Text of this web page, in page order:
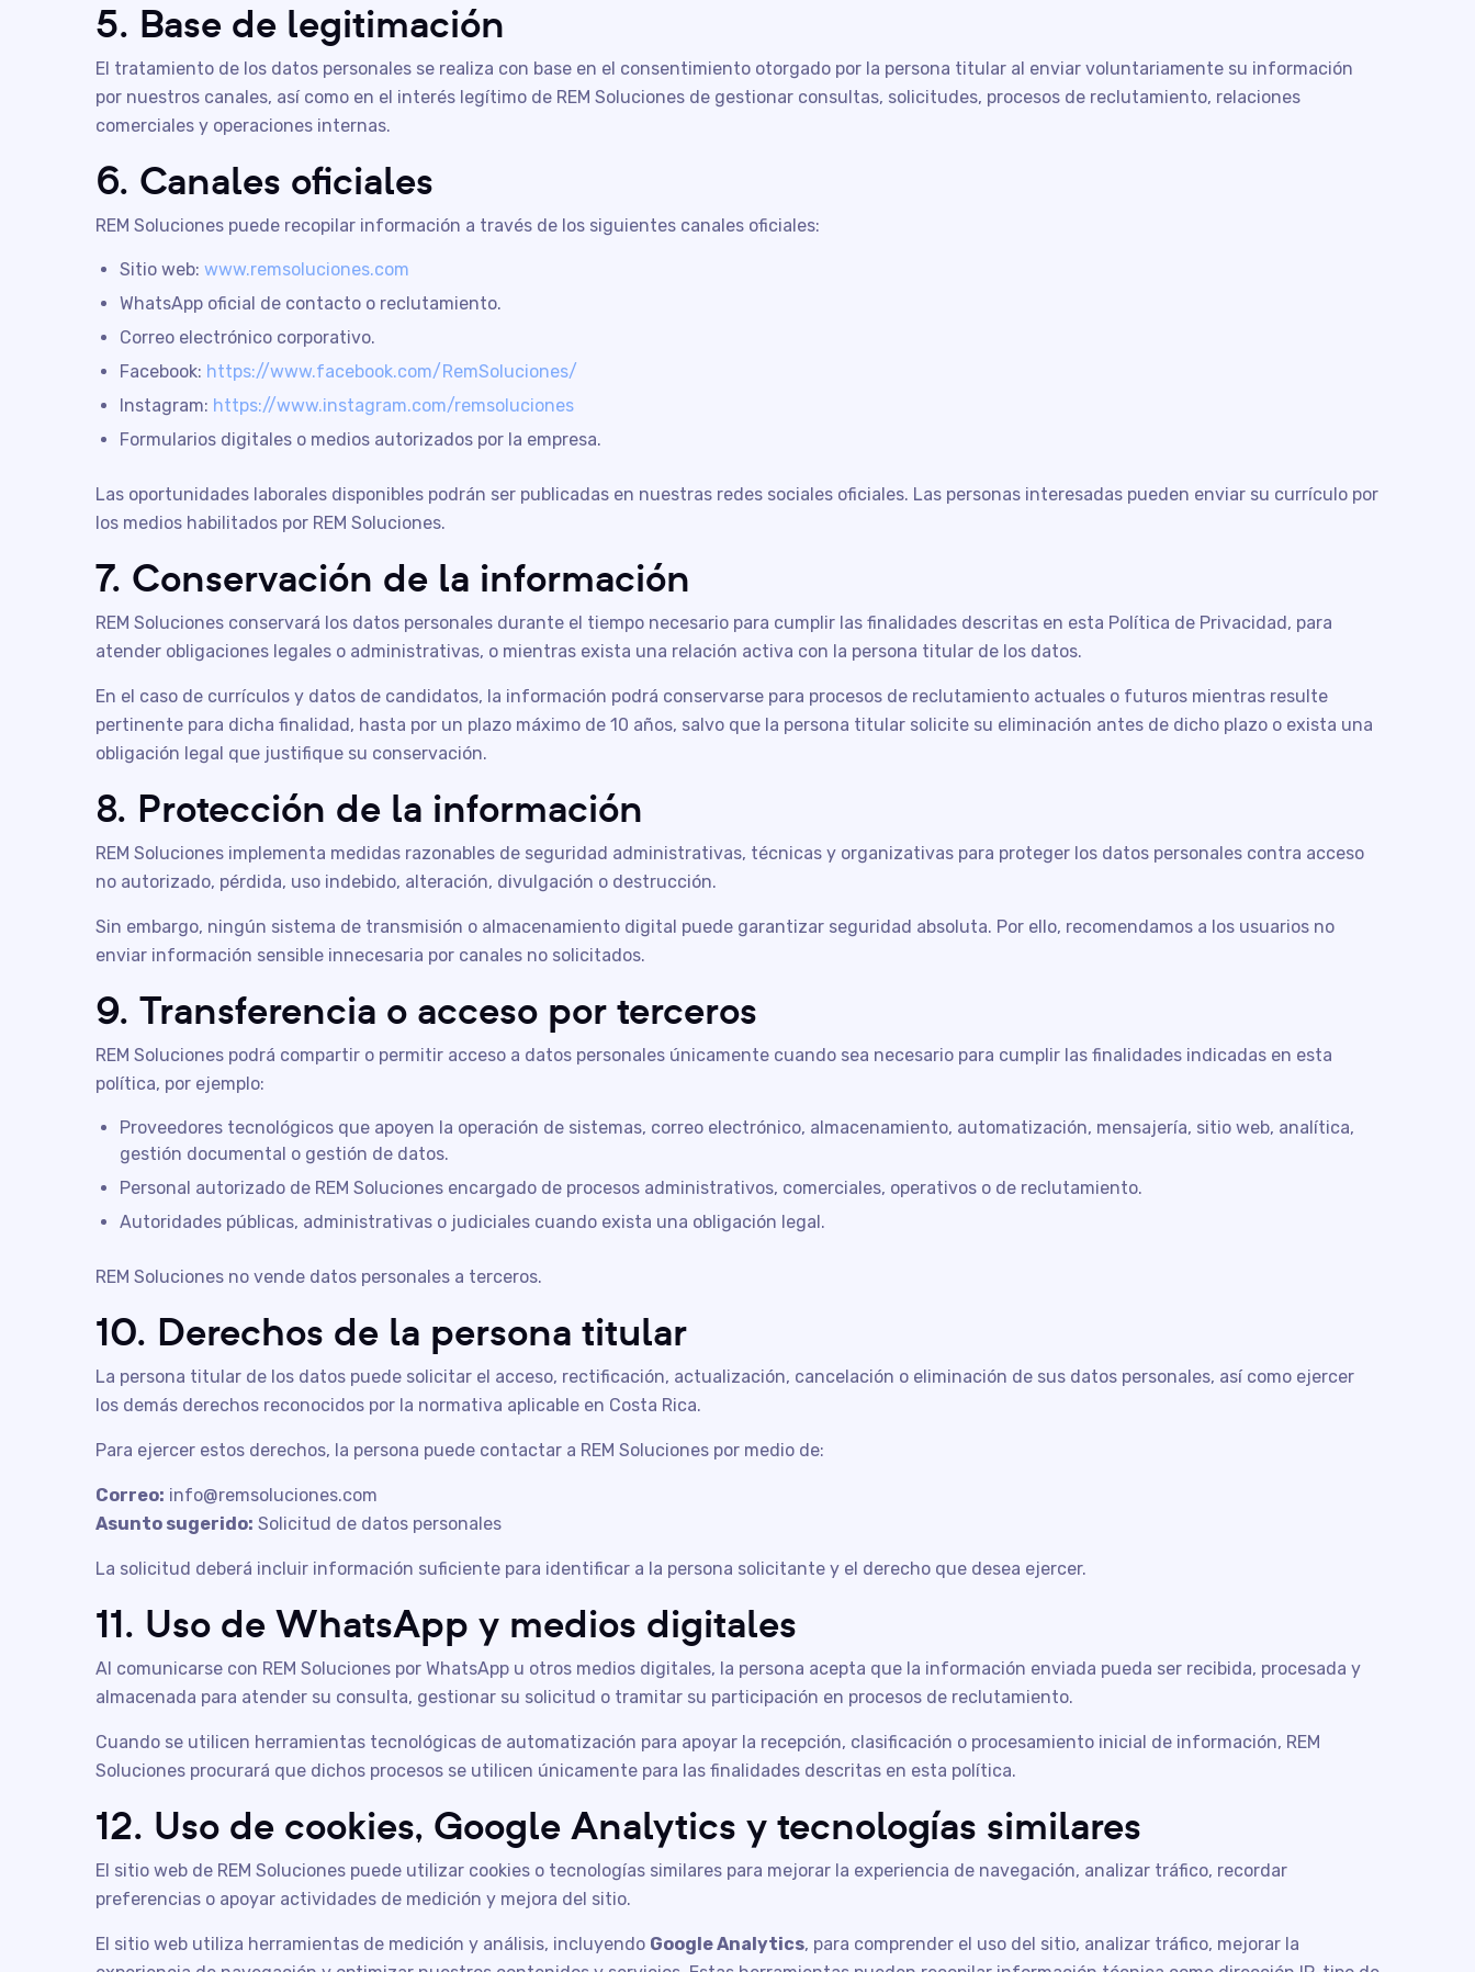
5. Base de legitimación
El tratamiento de los datos personales se realiza con base en el consentimiento otorgado por la persona titular al enviar voluntariamente su información
por nuestros canales, así como en el interés legítimo de REM Soluciones de gestionar consultas, solicitudes, procesos de reclutamiento, relaciones
comerciales y operaciones internas.
6. Canales oficiales
REM Soluciones puede recopilar información a través de los siguientes canales oficiales:
Sitio web: www.remsoluciones.com
WhatsApp oficial de contacto o reclutamiento.
Correo electrónico corporativo.
Facebook: https://www.facebook.com/RemSoluciones/
Instagram: https://www.instagram.com/remsoluciones
Formularios digitales o medios autorizados por la empresa.
Las oportunidades laborales disponibles podrán ser publicadas en nuestras redes sociales oficiales. Las personas interesadas pueden enviar su currículo por
los medios habilitados por REM Soluciones.
7. Conservación de la información
REM Soluciones conservará los datos personales durante el tiempo necesario para cumplir las finalidades descritas en esta Política de Privacidad, para
atender obligaciones legales o administrativas, o mientras exista una relación activa con la persona titular de los datos.
En el caso de currículos y datos de candidatos, la información podrá conservarse para procesos de reclutamiento actuales o futuros mientras resulte
pertinente para dicha finalidad, hasta por un plazo máximo de 10 años, salvo que la persona titular solicite su eliminación antes de dicho plazo o exista una
obligación legal que justifique su conservación.
8. Protección de la información
REM Soluciones implementa medidas razonables de seguridad administrativas, técnicas y organizativas para proteger los datos personales contra acceso
no autorizado, pérdida, uso indebido, alteración, divulgación o destrucción.
Sin embargo, ningún sistema de transmisión o almacenamiento digital puede garantizar seguridad absoluta. Por ello, recomendamos a los usuarios no
enviar información sensible innecesaria por canales no solicitados.
9. Transferencia o acceso por terceros
REM Soluciones podrá compartir o permitir acceso a datos personales únicamente cuando sea necesario para cumplir las finalidades indicadas en esta
política, por ejemplo:
Proveedores tecnológicos que apoyen la operación de sistemas, correo electrónico, almacenamiento, automatización, mensajería, sitio web, analítica,
gestión documental o gestión de datos.
Personal autorizado de REM Soluciones encargado de procesos administrativos, comerciales, operativos o de reclutamiento.
Autoridades públicas, administrativas o judiciales cuando exista una obligación legal.
REM Soluciones no vende datos personales a terceros.
10. Derechos de la persona titular
La persona titular de los datos puede solicitar el acceso, rectificación, actualización, cancelación o eliminación de sus datos personales, así como ejercer
los demás derechos reconocidos por la normativa aplicable en Costa Rica.
Para ejercer estos derechos, la persona puede contactar a REM Soluciones por medio de:
Correo: info@remsoluciones.com
Asunto sugerido: Solicitud de datos personales
La solicitud deberá incluir información suficiente para identificar a la persona solicitante y el derecho que desea ejercer.
11. Uso de WhatsApp y medios digitales
Al comunicarse con REM Soluciones por WhatsApp u otros medios digitales, la persona acepta que la información enviada pueda ser recibida, procesada y
almacenada para atender su consulta, gestionar su solicitud o tramitar su participación en procesos de reclutamiento.
Cuando se utilicen herramientas tecnológicas de automatización para apoyar la recepción, clasificación o procesamiento inicial de información, REM
Soluciones procurará que dichos procesos se utilicen únicamente para las finalidades descritas en esta política.
12. Uso de cookies, Google Analytics y tecnologías similares
El sitio web de REM Soluciones puede utilizar cookies o tecnologías similares para mejorar la experiencia de navegación, analizar tráfico, recordar
preferencias o apoyar actividades de medición y mejora del sitio.
El sitio web utiliza herramientas de medición y análisis, incluyendo Google Analytics, para comprender el uso del sitio, analizar tráfico, mejorar la